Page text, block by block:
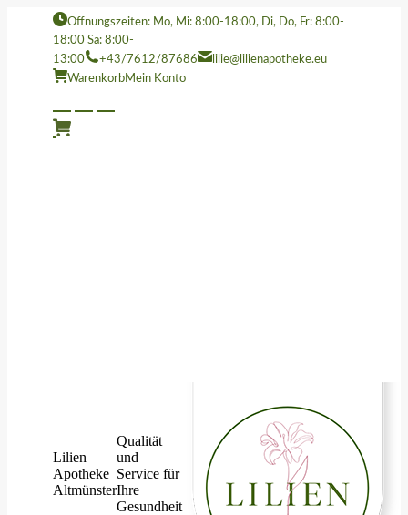
Öffnungszeiten: Mo, Mi: 8:00-18:00, Di, Do, Fr: 8:00-
18:00 Sa: 8:00-
13:00
+43/7612/87686
lilie@lilienapotheke.eu
WarenkorbMein Konto
Lilien
Apotheke
Altmünster
Qualität
und
Service für
Ihre
Gesundheit